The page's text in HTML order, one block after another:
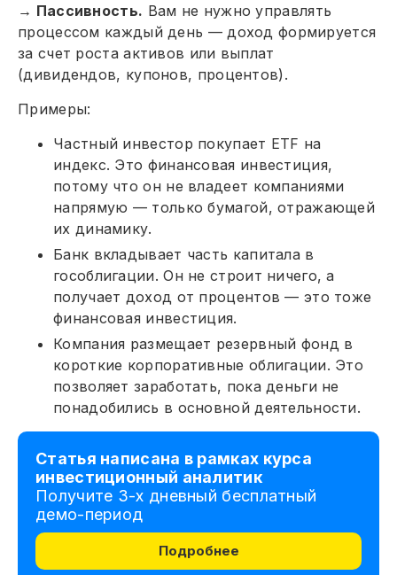
→ Пассивность. Вам не нужно управлять
процессом каждый день — доход формируется
за счет роста активов или выплат
(дивидендов, купонов, процентов).
Примеры:
Частный инвестор покупает ETF на
индекс. Это финансовая инвестиция,
потому что он не владеет компаниями
напрямую — только бумагой, отражающей
их динамику.
Банк вкладывает часть капитала в
гособлигации. Он не строит ничего, а
получает доход от процентов — это тоже
финансовая инвестиция.
Компания размещает резервный фонд в
короткие корпоративные облигации. Это
позволяет заработать, пока деньги не
понадобились в основной деятельности.
Статья написана в рамках курса
инвестиционный аналитик
Получите 3-х дневный бесплатный
демо-период
Подробнее